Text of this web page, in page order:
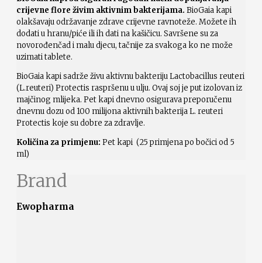
crijevne flore živim aktivnim bakterijama. BioGaia kapi
olakšavaju održavanje zdrave crijevne ravnoteže. Možete ih
dodati u hranu/piće ili ih dati na kašičicu. Savršene su za
novorođenčad i malu djecu, tačnije za svakoga ko ne može
uzimati tablete.
BioGaia kapi sadrže živu aktivnu bakteriju Lactobacillus reuteri
(L.reuteri) Protectis raspršenu u ulju. Ovaj soj je put izolovan iz
majčinog mlijeka. Pet kapi dnevno osigurava preporučenu
dnevnu dozu od 100 milijona aktivnih bakterija L. reuteri
Protectis koje su dobre za zdravlje.
Količina za primjenu: Pet kapi (25 primjena po bočici od 5
ml)
Brand
Ewopharma